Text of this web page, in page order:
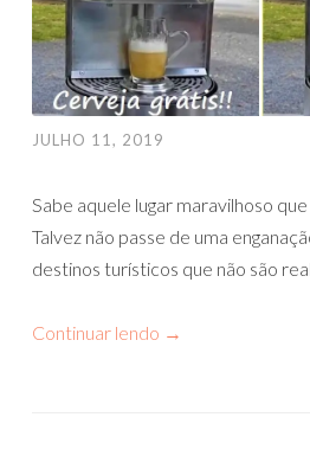
JULHO 11, 2019
Sabe aquele lugar maravilhoso
Talvez não passe de uma
destinos turísticos que não são
Continuar lendo →